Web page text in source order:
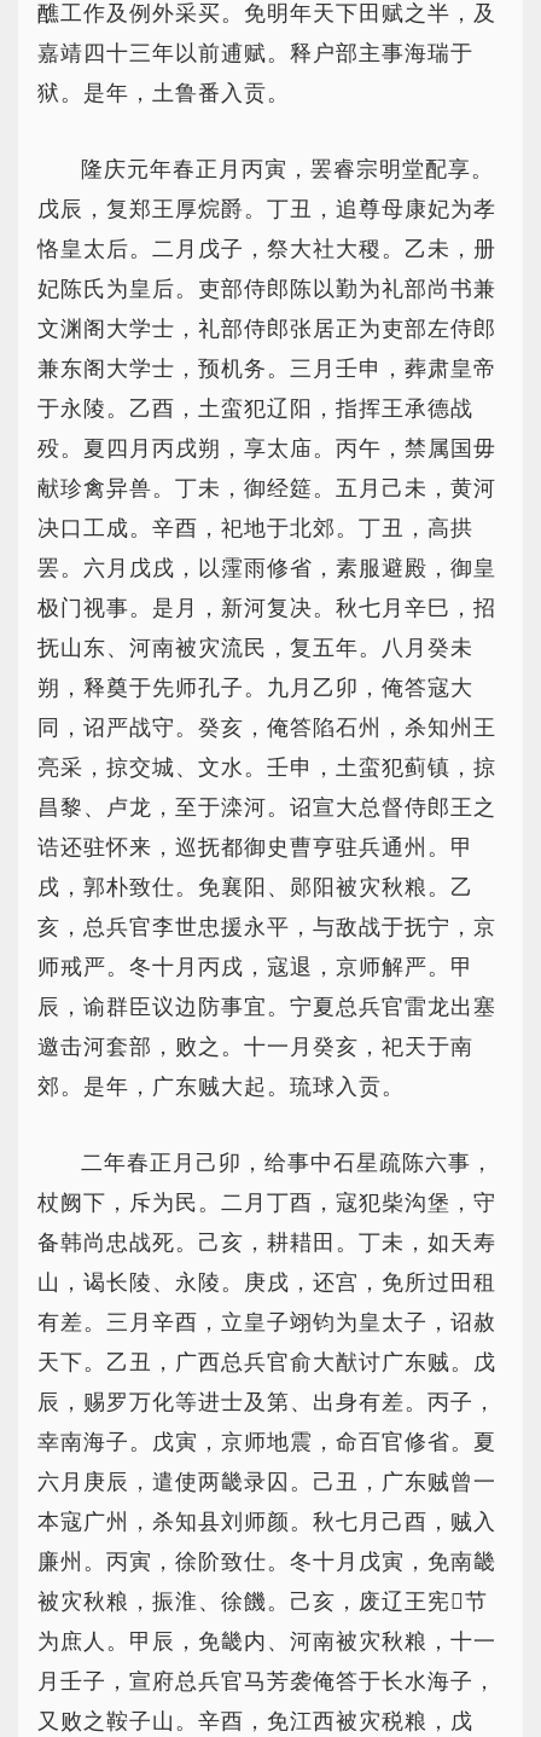
醮工作及例外采买。免明年天下田赋之半，及
嘉靖四十三年以前逋赋。释户部主事海瑞于
狱。是年，土鲁番入贡。
隆庆元年春正月丙寅，罢睿宗明堂配享。
戊辰，复郑王厚烷爵。丁丑，追尊母康妃为孝
恪皇太后。二月戊子，祭大社大稷。乙未，册
妃陈氏为皇后。吏部侍郎陈以勤为礼部尚书兼
文渊阁大学士，礼部侍郎张居正为吏部左侍郎
兼东阁大学士，预机务。三月壬申，葬肃皇帝
于永陵。乙酉，土蛮犯辽阳，指挥王承德战
殁。夏四月丙戌朔，享太庙。丙午，禁属国毋
献珍禽异兽。丁未，御经筵。五月己未，黄河
决口工成。辛酉，祀地于北郊。丁丑，高拱
罢。六月戊戌，以霪雨修省，素服避殿，御皇
极门视事。是月，新河复决。秋七月辛巳，招
抚山东、河南被灾流民，复五年。八月癸未
朔，释奠于先师孔子。九月乙卯，俺答寇大
同，诏严战守。癸亥，俺答陷石州，杀知州王
亮采，掠交城、文水。壬申，土蛮犯蓟镇，掠
昌黎、卢龙，至于滦河。诏宣大总督侍郎王之
诰还驻怀来，巡抚都御史曹亨驻兵通州。甲
戌，郭朴致仕。免襄阳、郧阳被灾秋粮。乙
亥，总兵官李世忠援永平，与敌战于抚宁，京
师戒严。冬十月丙戌，寇退，京师解严。甲
辰，谕群臣议边防事宜。宁夏总兵官雷龙出塞
邀击河套部，败之。十一月癸亥，祀天于南
郊。是年，广东贼大起。琉球入贡。
二年春正月己卯，给事中石星疏陈六事，
杖阙下，斥为民。二月丁酉，寇犯柴沟堡，守
备韩尚忠战死。己亥，耕耤田。丁未，如天寿
山，谒长陵、永陵。庚戌，还宫，免所过田租
有差。三月辛酉，立皇子翊钧为皇太子，诏赦
天下。乙丑，广西总兵官俞大猷讨广东贼。戊
辰，赐罗万化等进士及第、出身有差。丙子，
幸南海子。戊寅，京师地震，命百官修省。夏
六月庚辰，遣使两畿录囚。己丑，广东贼曾一
本寇广州，杀知县刘师颜。秋七月己酉，贼入
廉州。丙寅，徐阶致仕。冬十月戊寅，免南畿
被灾秋粮，振淮、徐饑。己亥，废辽王宪节
为庶人。甲辰，免畿内、河南被灾秋粮，十一
月壬子，宣府总兵官马芳袭俺答于长水海子，
又败之鞍子山。辛酉，免江西被灾税粮，戊